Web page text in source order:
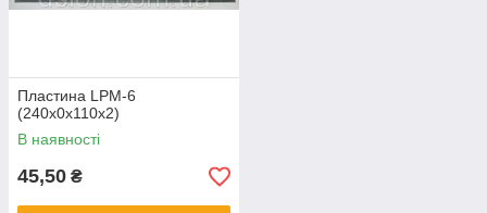
Пластина LPМ-6
(240х0х110х2)
В наявності
45,50 ₴